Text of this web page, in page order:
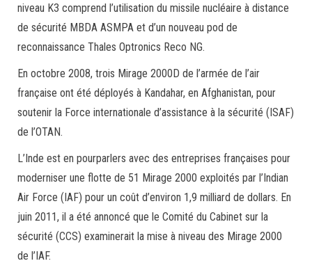
niveau K3 comprend l’utilisation du missile nucléaire à distance
de sécurité MBDA ASMPA et d’un nouveau pod de
reconnaissance Thales Optronics Reco NG.
En octobre 2008, trois Mirage 2000D de l’armée de l’air
française ont été déployés à Kandahar, en Afghanistan, pour
soutenir la Force internationale d’assistance à la sécurité (ISAF)
de l’OTAN.
L’Inde est en pourparlers avec des entreprises françaises pour
moderniser une flotte de 51 Mirage 2000 exploités par l’Indian
Air Force (IAF) pour un coût d’environ 1,9 milliard de dollars. En
juin 2011, il a été annoncé que le Comité du Cabinet sur la
sécurité (CCS) examinerait la mise à niveau des Mirage 2000
de l’IAF.